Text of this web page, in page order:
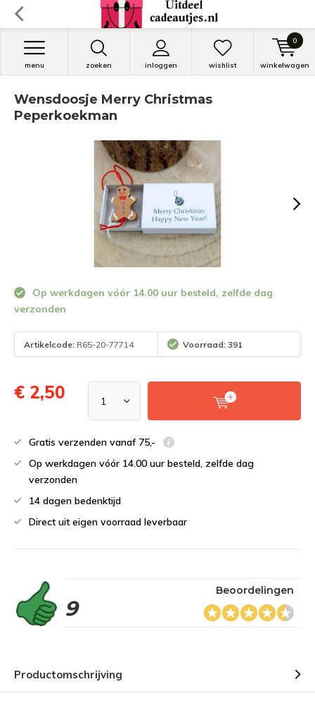
zoeken inloggen
menu wishlist winkelwagen
0
Wensdoosje Merry Christmas
Peperkoekman
Op werkdagen vóór 14.00 uur besteld, zelfde dag
verzonden
Artikelcode: R65-20-77714 Voorraad: 391
€ 2,50
Gratis verzenden vanaf 75,-
Op werkdagen vóór 14.00 uur besteld, zelfde dag
verzonden
14 dagen bedenktijd
Direct uit eigen voorraad leverbaar
9
Beoordelingen
Productomschrijving